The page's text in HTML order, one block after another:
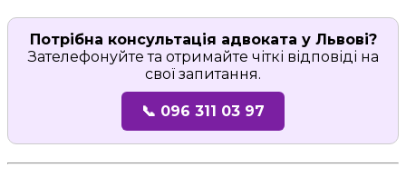
Потрібна консультація адвоката у Львові?
Зателефонуйте та отримайте чіткі відповіді на
свої запитання.
📞 096 311 03 97